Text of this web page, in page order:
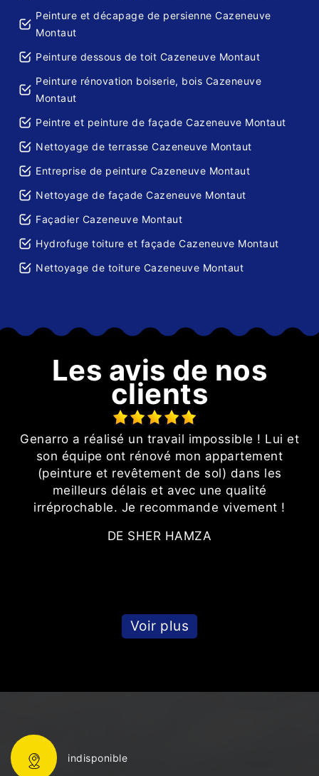
Peinture et décapage de persienne Cazeneuve
Montaut
Peinture dessous de toit Cazeneuve Montaut
Peinture rénovation boiserie, bois Cazeneuve
Montaut
Peintre et peinture de façade Cazeneuve Montaut
Nettoyage de terrasse Cazeneuve Montaut
Entreprise de peinture Cazeneuve Montaut
Nettoyage de façade Cazeneuve Montaut
Façadier Cazeneuve Montaut
Hydrofuge toiture et façade Cazeneuve Montaut
Nettoyage de toiture Cazeneuve Montaut
Les avis de nos
clients
Genarro a réalisé un travail impossible ! Lui et
son équipe ont rénové mon appartement
(peinture et revêtement de sol) dans les
meilleurs délais et avec une qualité
irréprochable. Je recommande vivement !
DE SHER HAMZA
Voir plus
indisponible